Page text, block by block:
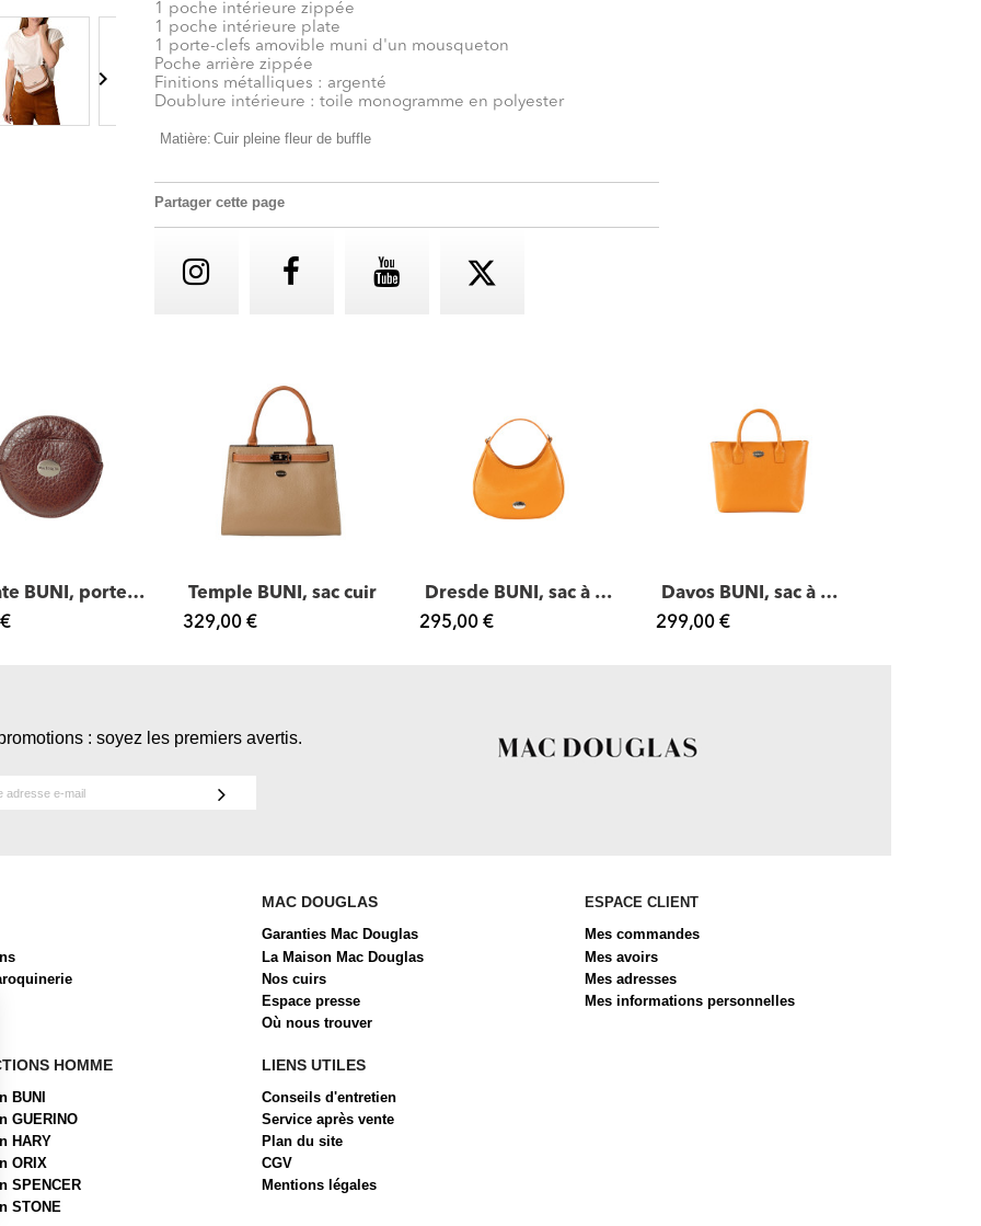

1 poche intérieure zippée
1 poche intérieure plate
1 porte-clefs amovible muni d'un mousqueton
Poche arrière zippée
Finitions métalliques : argenté
Doublure intérieure : toile monogramme en polyester
Matière: Cuir pleine fleur de buffle
Partager cette page
Vulgate BUNI, porte-monnaie cuir
Temple BUNI, sac cuir
329,00 €
Dresde BUNI, sac à main cuir
295,00 €
Davos BUNI, sac à main cuir
299,00 €
: soyez les premiers avertis.
MAC DOUGLAS
Garanties Mac Douglas
La Maison Mac Douglas
Nos cuirs
Espace presse
Où nous trouver
ESPACE CLIENT
Mes commandes
Mes avoirs
Mes adresses
Mes informations personnelles
HOMME
BUNI
GUERINO
HARY
ORIX
SPENCER
STONE
LIENS UTILES
Conseils d'entretien
Service après vente
Plan du site
CGV
Mentions légales